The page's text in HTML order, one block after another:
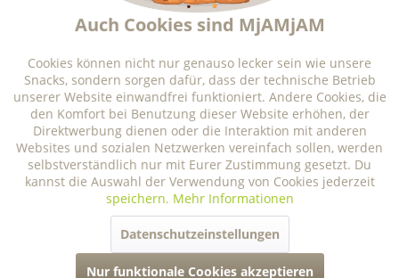
service und service
für unsere pawtner
informationen
rechtliches
* Alle Preise inkl. gesetzl. Mehrwertsteuer zzgl.
Analytische Bestandteile
Auszeichnungen
Tracking Aktiv
Personalisierung Aktiv
Service Aktiv
Auch Cookies sind MjAMjAM
Cookies können nicht nur genauso lecker sein wie unsere
Snacks, sondern sorgen dafür, dass der technische Betrieb
unserer Website einwandfrei funktioniert. Andere Cookies, die
den Komfort bei Benutzung dieser Website erhöhen, der
Direktwerbung dienen oder die Interaktion mit anderen
Websites und sozialen Netzwerken vereinfach sollen, werden
selbstverständlich nur mit Eurer Zustimmung gesetzt. Du
kannst die Auswahl der Verwendung von Cookies jederzeit
speichern. Mehr Informationen
Datenschutzeinstellungen
Nur funktionale Cookies akzeptieren